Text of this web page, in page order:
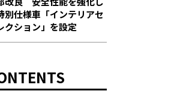
別仕様車「インテリアセ
クション」を設定